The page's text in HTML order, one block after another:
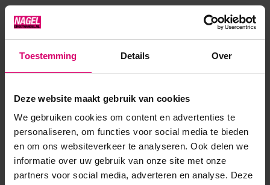
Toestemming Details Over
Deze website maakt gebruik van cookies
We gebruiken cookies om content en advertenties te
personaliseren, om functies voor social media te bieden
en om ons websiteverkeer te analyseren. Ook delen we
informatie over uw gebruik van onze site met onze
partners voor social media, adverteren en analyse. Deze
en vitamine E voor de verzorging van de nagel Dierproefvrij
Product specificaties
EAN 639370014456